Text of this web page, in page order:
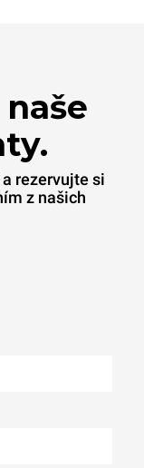
rezervujte si
z našich